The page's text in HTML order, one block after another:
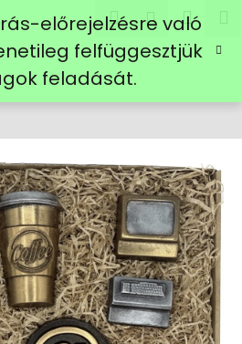
előrejelzésre való
felfüggesztjük
feladását.
Keresés